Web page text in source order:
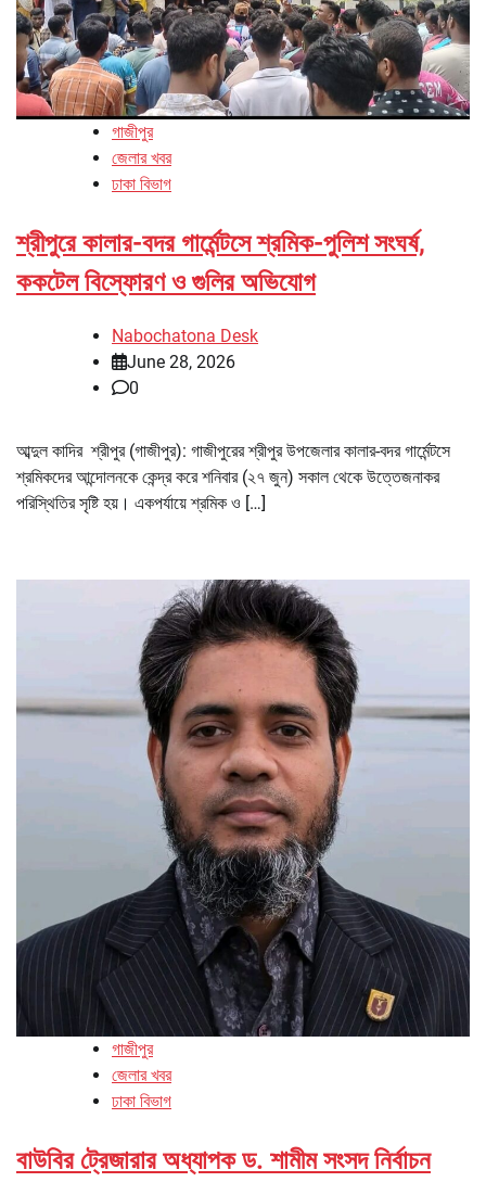
গাজীপুর
জেলার খবর
ঢাকা বিভাগ
শ্রীপুরে কালার-বদর গার্মেন্টসে শ্রমিক-পুলিশ সংঘর্ষ,
ককটেল বিস্ফোরণ ও গুলির অভিযোগ
Nabochatona Desk
June 28, 2026
0
আব্দুল কাদির শ্রীপুর (গাজীপুর): গাজীপুরের শ্রীপুর উপজেলার কালার-বদর গার্মেন্টসে
শ্রমিকদের আন্দোলনকে কেন্দ্র করে শনিবার (২৭ জুন) সকাল থেকে উত্তেজনাকর
পরিস্থিতির সৃষ্টি হয়। একপর্যায়ে শ্রমিক ও […]
গাজীপুর
জেলার খবর
ঢাকা বিভাগ
বাউবির ট্রেজারার অধ্যাপক ড. শামীম সংসদ নির্বাচন